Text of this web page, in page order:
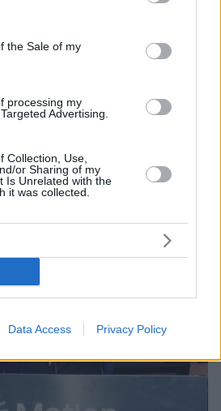
Google and its third-party tags to
specified purposes in below Google
the Sale of my
processing my
Advertising.
Collection, Use,
or Sharing of my
Is Unrelated with the
it was collected.
Data Access Privacy Policy
αν βρεθεί για μήνες χωρίς αέριο
τιμών λόγω Μέσης
για την εξάρτηση από το
αδιέξοδα των ΑΠΕ, το
για τα πυρηνικά και η
των 330 MW που ετοιμάζει η